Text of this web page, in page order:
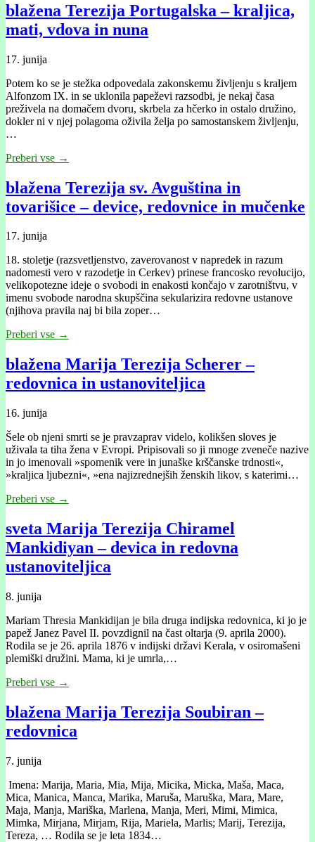
blažena Terezija Portugalska – kraljica,
mati, vdova in nuna
17. junija
Potem ko se je stežka odpovedala zakonskemu življenju s kraljem
Alfonzom IX. in se uklonila papeževi razsodbi, je nekaj časa
preživela na domačem dvoru, skrbela za hčerko in ostalo družino,
dokler ni v njej polagoma oživila želja po samostanskem življenju,
…
Preberi vse →
blažena Terezija sv. Avguština in
tovarišice – device, redovnice in mučenke
17. junija
18. stoletje (razsvetljenstvo, zaverovanost v napredek in razum
nadomesti vero v razodetje in Cerkev) prinese francosko revolucijo,
velikopotezne ideje o svobodi in enakosti končajo v zarotništvu, v
imenu svobode narodna skupščina sekularizira redovne ustanove
(njihova pravila naj bi bila zoper…
Preberi vse →
blažena Marija Terezija Scherer –
redovnica in ustanoviteljica
16. junija
Šele ob njeni smrti se je pravzaprav videlo, kolikšen sloves je
uživala ta tiha žena v Evropi. Pripisovali so ji mnoge zveneče nazive
in jo imenovali »spomenik vere in junaške krščanske trdnosti«,
»kraljica ljubezni«, »ena najizrednejših ženskih likov, s katerimi…
Preberi vse →
sveta Marija Terezija Chiramel
Mankidiyan – devica in redovna
ustanoviteljica
8. junija
Mariam Thresia Mankidijan je bila druga indijska redovnica, ki jo je
papež Janez Pavel II. povzdignil na čast oltarja (9. aprila 2000).
Rodila se je 26. aprila 1876 v indijski državi Kerala, v osiromašeni
plemiški družini. Mama, ki je umrla,…
Preberi vse →
blažena Marija Terezija Soubiran –
redovnica
7. junija
Imena: Marija, Maria, Mia, Mija, Micika, Micka, Maša, Maca,
Mica, Manica, Manca, Marika, Maruša, Maruška, Mara, Mare,
Maja, Manja, Mariška, Marlena, Manja, Meri, Mimi, Mimica,
Mimka, Mirjana, Mirjam, Rija, Mariela, Marlis; Marij, Terezija,
Tereza, … Rodila se je leta 1834…